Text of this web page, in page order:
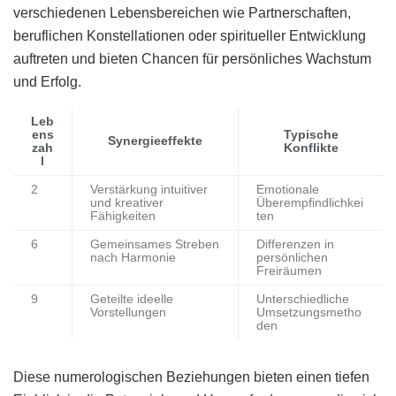
verschiedenen Lebensbereichen wie Partnerschaften,
beruflichen Konstellationen oder spiritueller Entwicklung
auftreten und bieten Chancen für persönliches Wachstum
und Erfolg.
Leb
ens
zah
Synergieeffekte
Typische
Konflikte
2
Verstärkung intuitiver
und kreativer
Fähigkeiten
Emotionale
Überempfindlichkei
ten
6
Gemeinsames Streben
nach Harmonie
Differenzen in
persönlichen
Freiräumen
9
Geteilte ideelle
Vorstellungen
Unterschiedliche
Umsetzungsmetho
den
Diese numerologischen Beziehungen bieten einen tiefen